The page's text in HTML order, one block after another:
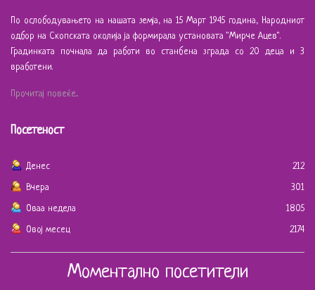
По ослободувањето на нашата земја, на 15 Март 1945 година, Народниот
одбор на Скопската околија ја формирала установата "Мирче Ацев".
Градинката почнала да работи во станбена зграда со 20 деца и 3
вработени.
Прочитај повеќе...
Посетеност
Денес
212
Вчера
301
Оваа недела
1805
Овој месец
2174
Моментално посетители